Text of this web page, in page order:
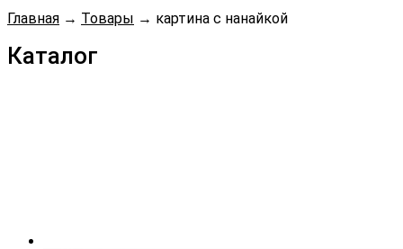
Главная → Товары → картина с нанайкой
Каталог